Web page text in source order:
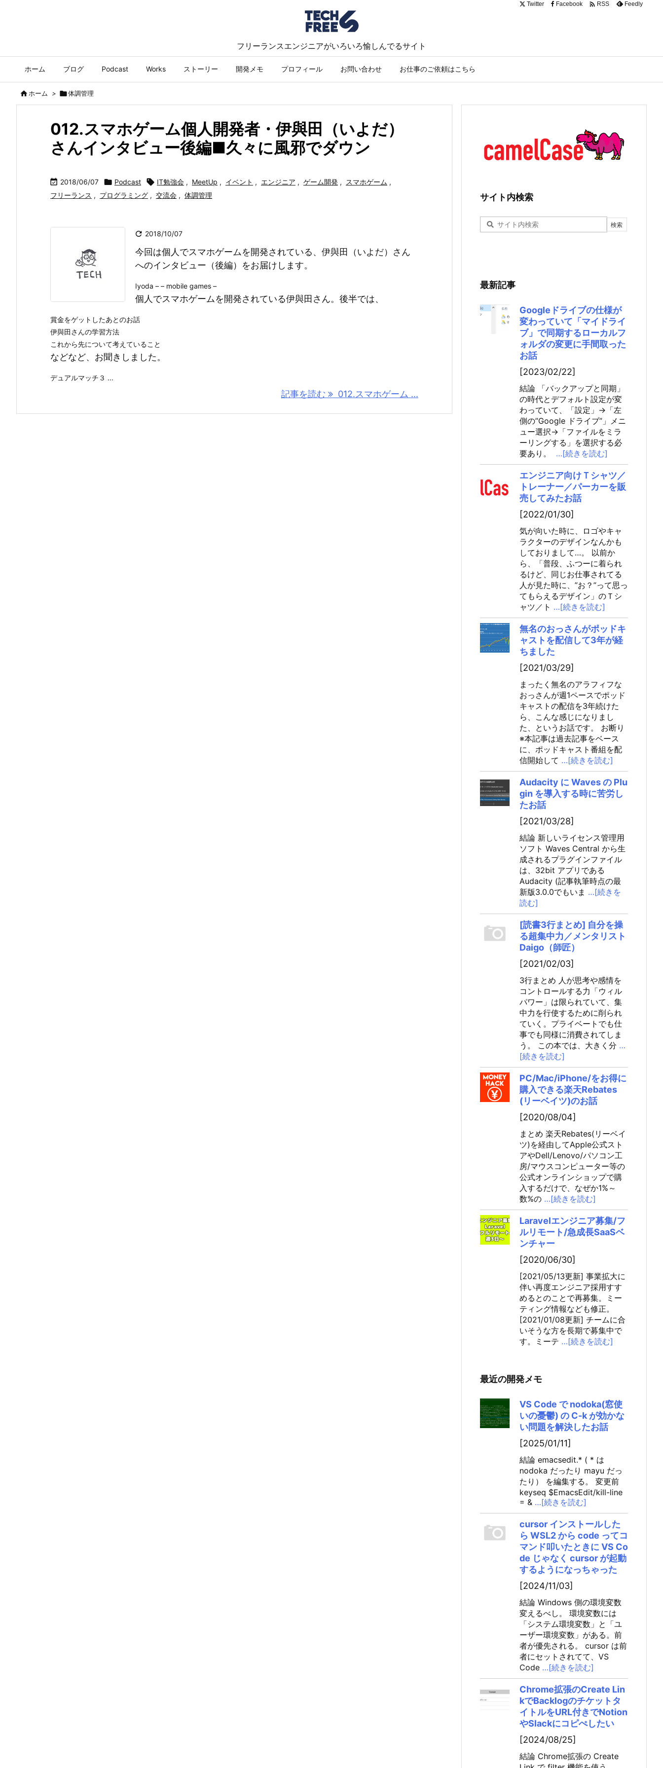
フリーランスエンジニアがいろいろ愉しんでるサイト
ホーム ブログ Podcast Works ストーリー 開発メモ プロフィール お問い合わせ お仕事のご依頼はこちら
Twitter Facebook  RSS Feedly
ホーム > 体調管理
012.スマホゲーム個人開発者・伊與田（いよだ）
さんインタビュー後編■久々に風邪でダウン
 2018/06/07  Podcast  IT勉強会 , MeetUp , イベント , エンジニア , ゲーム開発 , スマホゲーム ,
フリーランス , プログラミング , 交流会 , 体調管理
 2018/10/07
今回は個人でスマホゲームを開発されている、伊與田（いよだ）さん
へのインタビュー（後編）をお届けします。
Iyoda – – mobile games –
個人でスマホゲームを開発されている伊與田さん。後半では、
賞金をゲットしたあとのお話
伊與田さんの学習方法
これから先について考えていること
などなど、お聞きしました。
デュアルマッチ３ ...
記事を読む 012.スマホゲーム ...
サイト内検索
最新記事
Googleドライブの仕様が
変わっていて「マイドライ
ブ」で同期するローカルフ
ォルダの変更に手間取った
お話
[2023/02/22]
結論 「バックアップと同期」
の時代とデフォルト設定が変
わっていて、「設定」→「左
側の”Google ドライブ”」メニ
ュー選択→「ファイルをミラ
ーリングする」を選択する必
要あり。
…[続きを読む]
エンジニア向けＴシャツ／
トレーナー／パーカーを販
売してみたお話
[2022/01/30]
気が向いた時に、ロゴやキャ
ラクターのデザインなんかも
しておりまして…。 以前か
ら、「普段、ふつーに着られ
るけど、同じお仕事されてる
人が見た時に、”お？”って思っ
てもらえるデザイン」のＴシ
ャツ／ト …[続きを読む]
無名のおっさんがポッドキ
ャストを配信して3年が経
ちました
[2021/03/29]
まったく無名のアラフィフな
おっさんが週1ペースでポッド
キャストの配信を3年続けた
ら、こんな感じになりまし
た、というお話です。 お断り
※本記事は過去記事をベース
に、ポッドキャスト番組を配
信開始して …[続きを読む]
Audacity に Waves の Plu
gin を導入する時に苦労し
たお話
[2021/03/28]
結論 新しいライセンス管理用
ソフト Waves Central から生
成されるプラグインファイル
は、32bit アプリである
Audacity (記事執筆時点の最
新版3.0.0でもいま …[続きを
読む]
[読書3行まとめ] 自分を操
る超集中力／メンタリスト
Daigo（師匠）
[2021/02/03]
3行まとめ 人が思考や感情を
コントロールする力「ウィル
パワー」は限られていて、集
中力を行使するために削られ
ていく。プライベートでも仕
事でも同様に消費されてしま
う。 この本では、大きく分 …
[続きを読む]
PC/Mac/iPhone/をお得に
購入できる楽天Rebates
(リーベイツ)のお話
[2020/08/04]
まとめ 楽天Rebates(リーベイ
ツ)を経由してApple公式スト
アやDell/Lenovo/パソコン工
房/マウスコンピューター等の
公式オンラインショップで購
入するだけで、なぜか1%～
数%の …[続きを読む]
Laravelエンジニア募集/フ
ルリモート/急成長SaaSベ
ンチャー
[2020/06/30]
[2021/05/13更新] 事業拡大に
伴い再度エンジニア採用すす
めるとのことで再募集。ミー
ティング情報なども修正。
[2021/01/08更新] チームに合
いそうな方を長期で募集中で
す。ミーテ …[続きを読む]
最近の開発メモ
VS Code で nodoka(窓使
いの憂鬱) の C-k が効かな
い問題を解決したお話
[2025/01/11]
結論 emacsedit.* ( * は
nodoka だったり mayu だっ
たり） を編集する。 変更前
keyseq $EmacsEdit/kill-line
= & …[続きを読む]
cursor インストールした
ら WSL2 から code ってコ
マンド叩いたときに VS Co
de じゃなく cursor が起動
するようになっちゃった
[2024/11/03]
結論 Windows 側の環境変数
変えるべし。 環境変数には
「システム環境変数」と「ユ
ーザー環境変数」がある。前
者が優先される。 cursor は前
者にセットされてて、VS
Code …[続きを読む]
Chrome拡張のCreate Lin
kでBacklogのチケットタ
イトルをURL付きでNotion
やSlackにコピぺしたい
[2024/08/25]
結論 Chrome拡張の Create